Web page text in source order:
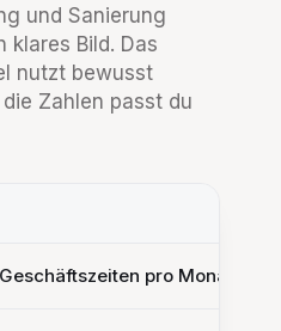
und Sanierung
klares Bild. Das
nutzt bewusst
Zahlen passt du
pro Monat